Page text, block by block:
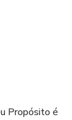
Propósito é